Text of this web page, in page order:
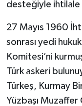
desteğiyle ihtilale
27 Mayıs 1960
sonrası yedi
Komitesi’ni
Türk askeri
Türkeş, Kurmay
Yüzbaşı